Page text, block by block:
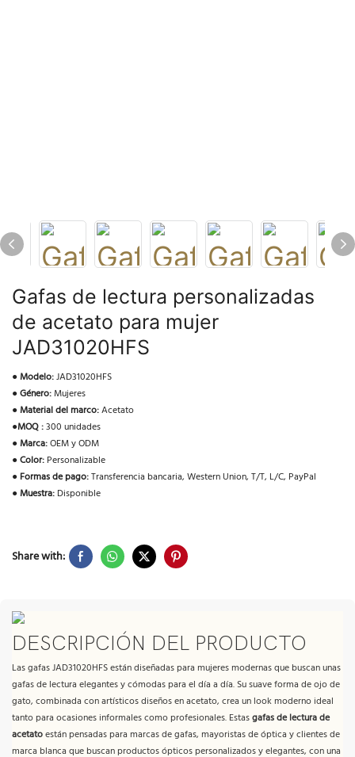
Gafas de lectura personalizadas
de acetato para mujer
JAD31020HFS
●Modelo:JAD31020HFS
●Género:Mujeres
●Material del marco:Acetato
●MOQ :300 unidades
●Marca:OEM y ODM
●Color: Personalizable
● Formas de pago:Transferencia bancaria, Western Union, T/T, L/C, PayPal
●Muestra: Disponible
Share with:
DESCRIPCIÓN DEL PRODUCTO
Las gafas JAD31020HFS están diseñadas para mujeres modernas que buscan unas
gafas de lectura elegantes y cómodas para el día a día. Su suave forma de ojo de
gato, combinada con artísticos diseños en acetato, crea un look moderno ideal
tanto para ocasiones informales como profesionales. Estasgafas de lectura de
acetatoestán pensadas para marcas de gafas, mayoristas de óptica y clientes de
marca blanca que buscan productos ópticos personalizados y elegantes, con una